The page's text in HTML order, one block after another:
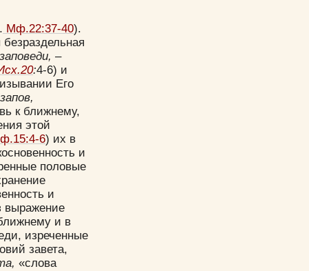
Мф.22:37-40).
–
:4-6) и
Его
к ближнему,
этой
6) их в
и
половые
и
выражение
и в
изреченные
завета,
«слова